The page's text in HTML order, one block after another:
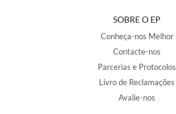
SOBRE O EP
Conheça-nos Melhor
Contacte-nos
Parcerias e Protocolos
Livro de Reclamações
Avalie-nos